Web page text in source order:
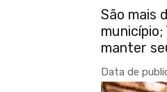
São mais
manter
Data de